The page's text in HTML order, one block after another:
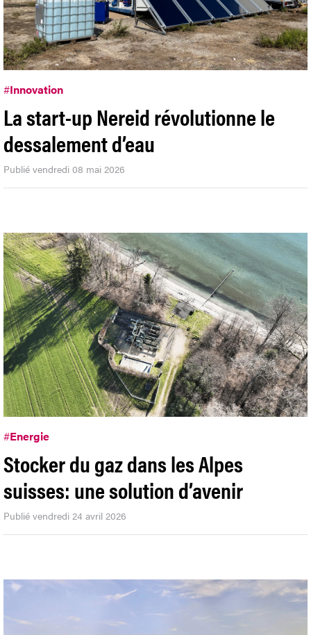
#Innovation
La start-up Nereid révolutionne le
dessalement d’eau
Publié vendredi 08 mai 2026
#Energie
Stocker du gaz dans les Alpes
suisses: une solution d’avenir
Publié vendredi 24 avril 2026